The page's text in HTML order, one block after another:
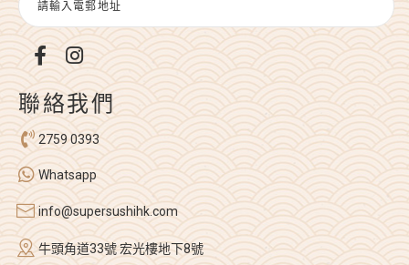
聯絡我們
2759 0393
Whatsapp
info@supersushihk.com
牛頭角道33號 宏光樓地下8號